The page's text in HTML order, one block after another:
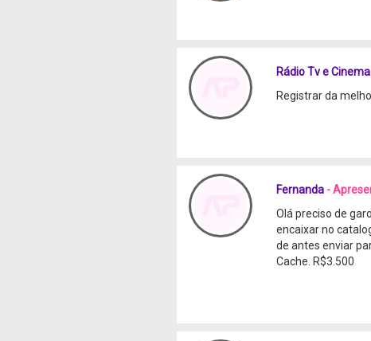
Rádio Tv e
Registrar da
Fernanda -
Olá preciso de
encaixar no
de antes enviar
Cache. R$3.500